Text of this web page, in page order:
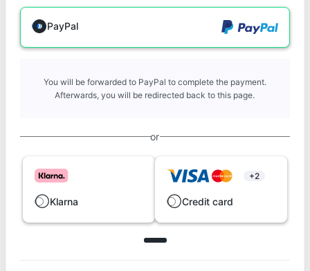
PayPal
You will be forwarded to PayPal to complete the payment.
Afterwards, you will be redirected back to this page.
or
Klarna
+2
Credit card